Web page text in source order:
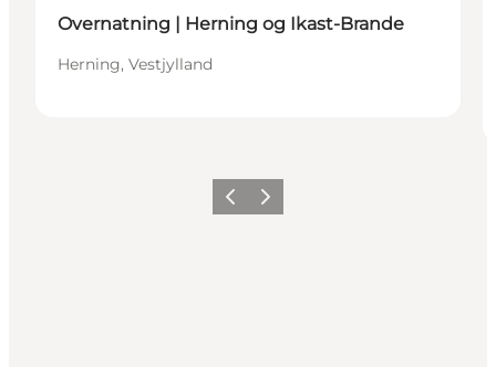
Overnatning | Herning og Ikast-Brande
Herning, Vestjylland
Forrige billede
Næste billede